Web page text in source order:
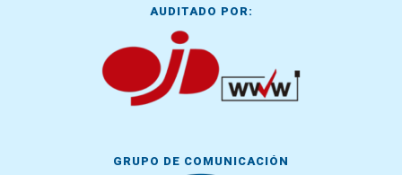
AUDITADO POR:
GRUPO DE COMUNICACIÓN